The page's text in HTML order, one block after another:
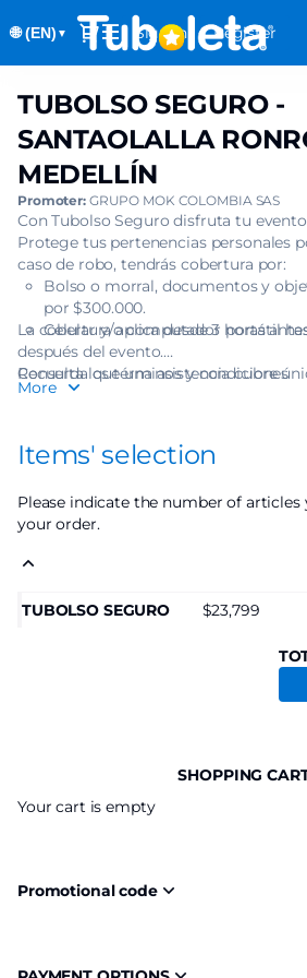
🌐 (EN) ▼ Dialog
Sign in Register
selection
SANTAOLALLA
RONROCO
TOUR
MEDELLÍN]
Tuboleta.com
TUBOLSO
-
SANTAOLALLA
RONROCO
TOUR
-
MEDELLÍN
TUBOLSO SEGURO -
SANTAOLALLA
MEDELLÍN
Promoter: GRUPO MOK COLOMBIA SAS
Con Tubolso Seguro disfruta tu
Protege tus pertenencias personales
caso de robo, tendrás cobertura por:
Bolso o morral, documentos y
por $300.000.
Celular y/o computador portátil
La cobertura aplica desde 3 horas
después del evento.
Recuerda que una asistencia cubre
una (1) boleta.
Consulta los términos y condiciones
More
Items' selection
Please indicate the number of
your order.
TUBOLSO SEGURO 23,799
SHOPPING
Your cart is empty
Promotional code